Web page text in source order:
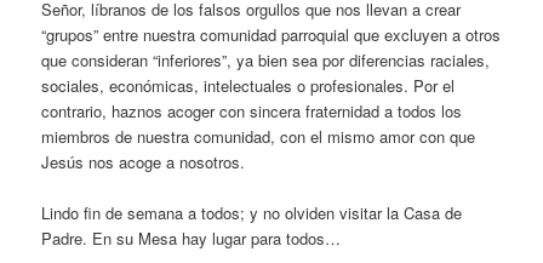
Señor, líbranos de los falsos orgullos que nos llevan a crear
“grupos” entre nuestra comunidad parroquial que excluyen a otros
que consideran “inferiores”, ya bien sea por diferencias raciales,
sociales, económicas, intelectuales o profesionales. Por el
contrario, haznos acoger con sincera fraternidad a todos los
miembros de nuestra comunidad, con el mismo amor con que
Jesús nos acoge a nosotros.
Lindo fin de semana a todos; y no olviden visitar la Casa de
Padre. En su Mesa hay lugar para todos…